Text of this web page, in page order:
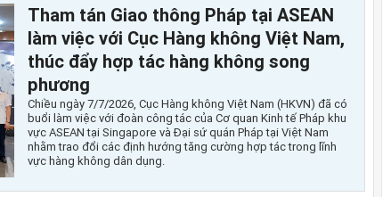
Tham tán Giao thông Pháp tại ASEAN
làm việc với Cục Hàng không Việt Nam,
thúc đẩy hợp tác hàng không song
phương
Chiều ngày 7/7/2026, Cục Hàng không Việt Nam (HKVN) đã có
buổi làm việc với đoàn công tác của Cơ quan Kinh tế Pháp khu
vực ASEAN tại Singapore và Đại sứ quán Pháp tại Việt Nam
nhằm trao đổi các định hướng tăng cường hợp tác trong lĩnh
vực hàng không dân dụng.